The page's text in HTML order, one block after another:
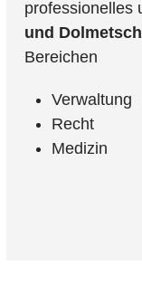
professionelles
und
Bereichen
Verwaltung
Recht
Medizin